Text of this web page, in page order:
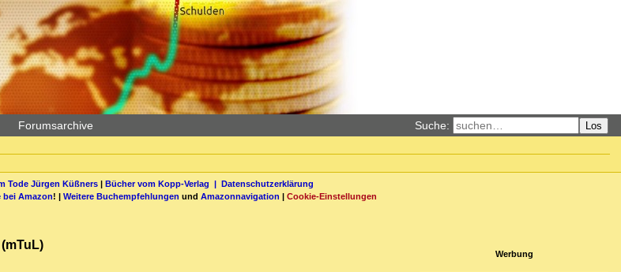
Forumsarchive Suche: Los
Tode Jürgen Küßners| Bücher vom Kopp-Verlag | Datenschutzerklärung
bei Amazon! | Weitere Buchempfehlungen und Amazonnavigation | Cookie-Einstellungen
Werbung